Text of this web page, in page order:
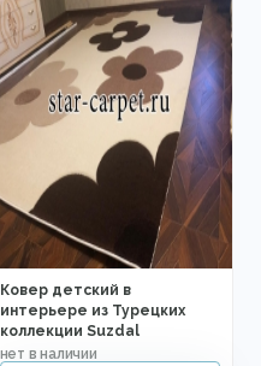
Ковер детский в
интерьере из Турецких
коллекции Suzdal